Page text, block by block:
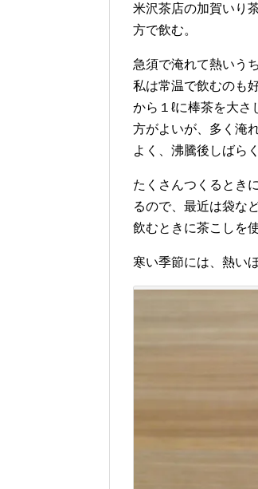
米沢茶店の加賀いり
方で飲む。
急須で淹れて熱いう
私は常温で飲むのも
から１ℓに棒茶を大
方がよいが、多く淹
よく、沸騰後しばら
たくさんつくるとき
るので、最近は袋な
飲むときに茶こしを
寒い季節には、熱い